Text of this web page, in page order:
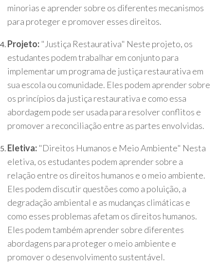
minorias e aprender sobre os diferentes mecanismos
para proteger e promover esses direitos.
Projeto: "Justiça Restaurativa" Neste projeto, os
estudantes podem trabalhar em conjunto para
implementar um programa de justiça restaurativa em
sua escola ou comunidade. Eles podem aprender sobre
os princípios da justiça restaurativa e como essa
abordagem pode ser usada para resolver conflitos e
promover a reconciliação entre as partes envolvidas.
Eletiva: "Direitos Humanos e Meio Ambiente" Nesta
eletiva, os estudantes podem aprender sobre a
relação entre os direitos humanos e o meio ambiente.
Eles podem discutir questões como a poluição, a
degradação ambiental e as mudanças climáticas e
como esses problemas afetam os direitos humanos.
Eles podem também aprender sobre diferentes
abordagens para proteger o meio ambiente e
promover o desenvolvimento sustentável.